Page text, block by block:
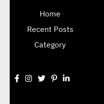
Home
Recent Posts
Category